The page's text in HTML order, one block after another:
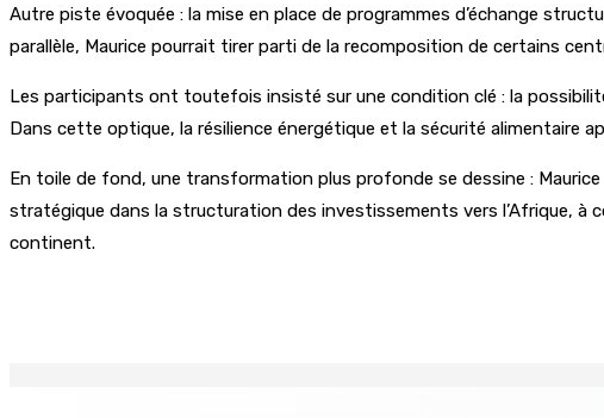
Autre piste évoquée : la mise en place de programmes d’échange
parallèle, Maurice pourrait tirer parti de la recomposition de certains
Les participants ont toutefois insisté sur une condition clé : la
Dans cette optique, la résilience énergétique et la sécurité alimentaire
En toile de fond, une transformation plus profonde se dessine :
stratégique dans la structuration des investissements vers l’Afrique,
continent.